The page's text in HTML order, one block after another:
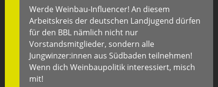
Werde Weinbau-Influencer! An diesem
Arbeitskreis der deutschen Landjugend dürfen
für den BBL nämlich nicht nur
Vorstandsmitglieder, sondern alle
Jungwinzer:innen aus Südbaden teilnehmen!
Wenn dich Weinbaupolitik interessiert, misch
mit!